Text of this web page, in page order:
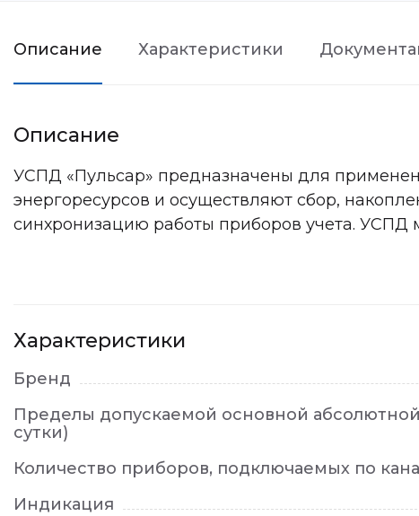
Описание Характеристики
Описание
УСПД «Пульсар» предназначены для
энергоресурсов и осуществляют сбор,
синхронизацию работы приборов учета. УСПД
Характеристики
Бренд
Пределы допускаемой основной
сутки)
Количество приборов, подключаемых по
Индикация